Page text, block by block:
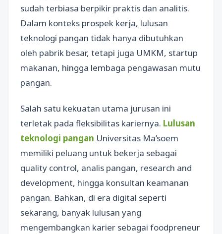
sudah terbiasa berpikir praktis dan analitis.
Dalam konteks prospek kerja, lulusan
teknologi pangan tidak hanya dibutuhkan
oleh pabrik besar, tetapi juga UMKM, startup
makanan, hingga lembaga pengawasan mutu
pangan.
Salah satu kekuatan utama jurusan ini
terletak pada fleksibilitas kariernya. Lulusan
teknologi pangan Universitas Ma’soem
memiliki peluang untuk bekerja sebagai
quality control, analis pangan, research and
development, hingga konsultan keamanan
pangan. Bahkan, di era digital seperti
sekarang, banyak lulusan yang
mengembangkan karier sebagai foodpreneur